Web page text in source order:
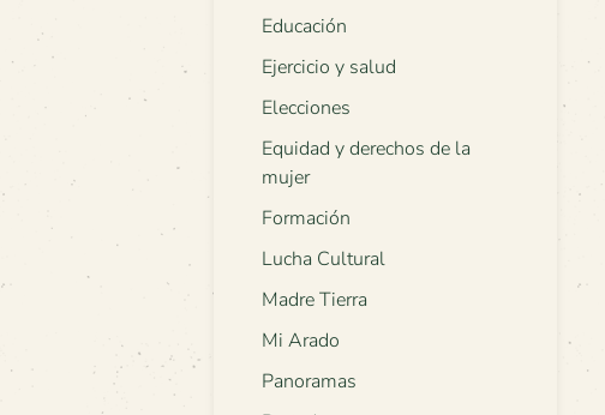
Educación
Ejercicio y salud
Elecciones
Equidad y derechos de la
mujer
Formación
Lucha Cultural
Madre Tierra
Mi Arado
Panoramas